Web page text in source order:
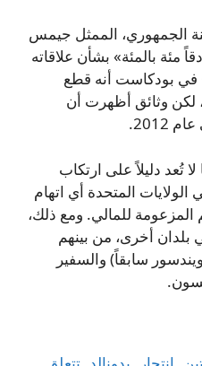
الجمهوري، الممثل جيمس
مئة بالمئة» بشأن علاقاته
في بودكاست أنه قطع
علاقته مع ابستين عام 2005، لكن وثائق أظهرت أن
تُعد دليلاً على ارتكاب
المتحدة أي اتهام
للمالي. ومع ذلك،
أخرى، من بينهم
ويندسور سابقاً) والسفير